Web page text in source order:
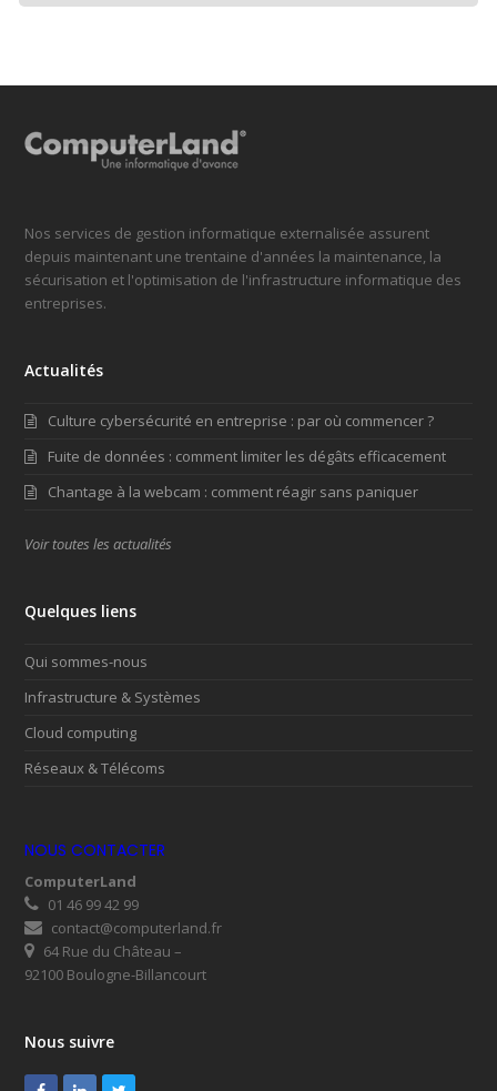
Nos services de gestion informatique externalisée assurent
depuis maintenant une trentaine d'années la maintenance, la
sécurisation et l'optimisation de l'infrastructure informatique des
entreprises.
Actualités
Culture cybersécurité en entreprise : par où commencer ?
Fuite de données : comment limiter les dégâts efficacement
Chantage à la webcam : comment réagir sans paniquer
Voir toutes les actualités
Quelques liens
Qui sommes-nous
Infrastructure & Systèmes
Cloud computing
Réseaux & Télécoms
NOUS CONTACTER
ComputerLand
01 46 99 42 99
contact@computerland.fr
64 Rue du Château –
92100 Boulogne-Billancourt
Nous suivre